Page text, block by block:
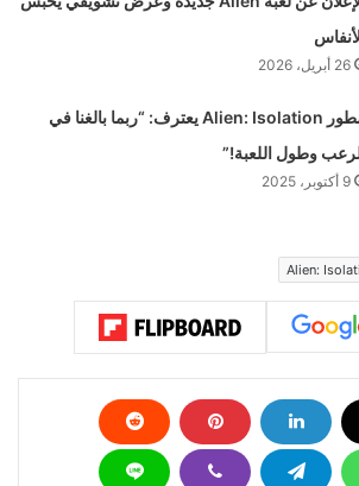
الإعلان عن لعبة Alien
وعرض تشويقي
26 أبريل، 2026
مطور Alien: Isolation
Alien: